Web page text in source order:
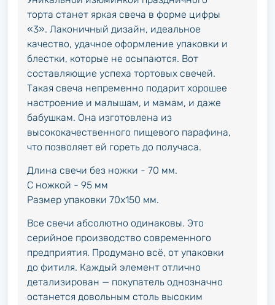
торта станет яркая свеча в форме цифры
«3». Лаконичный дизайн, идеальное
качество, удачное оформление упаковки и
блестки, которые не осыпаются. Вот
составляющие успеха тортовых свечей.
Такая свеча непременно подарит хорошее
настроение и малышам, и мамам, и даже
бабушкам. Она изготовлена из
высококачественного пищевого парафина,
что позволяет ей гореть до получаса.
Длина свечи без ножки - 70 мм.
С ножкой - 95 мм
Размер упаковки 70х150 мм.
Все свечи абсолютно одинаковы. Это
серийное производство современного
предприятия. Продумано всё, от упаковки
до фитиля. Каждый элемент отлично
детализирован — покупатель однозначно
останется довольным столь высоким